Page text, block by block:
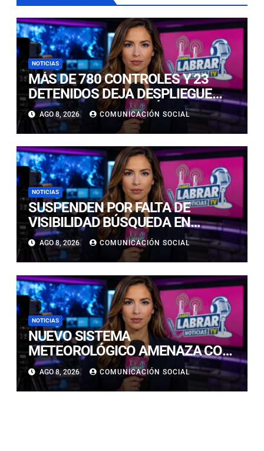
NOTICIAS
MÁS DE 780 CONTROLES Y 23
DETENIDOS DEJA DESPLIEGUE
POLICIAL EN COPIAPÓ Y CALDERA
AGO 8, 2026 COMUNICACIÓN SOCIAL
NOTICIAS
SUSPENDEN POR FALTA DE
VISIBILIDAD BÚSQUEDA EN
CALDERILLA: OPERATIVO SE
RETOMARÁ ESTE DOMINGO
AGO 8, 2026 COMUNICACIÓN SOCIAL
NOTICIAS
NUEVO SISTEMA
METEOROLÓGICO AMENAZA CON
LLUVIAS, NIEVE Y TORMENTAS
ELÉCTRICAS EN ATACAMA
AGO 8, 2026 COMUNICACIÓN SOCIAL